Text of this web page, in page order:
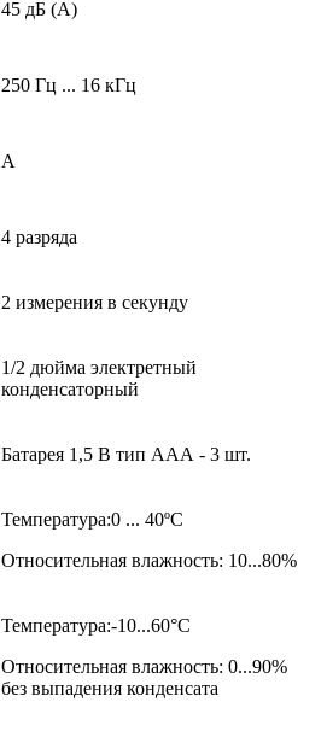
45 дБ (A)
250 Гц ... 16 кГц
A
4 разряда
2 измерения в секунду
1/2 дюйма электретный
конденсаторный
Батарея 1,5 В тип ААА - 3 шт.
Температура:0 ... 40ºC
Относительная влажность: 10...80%
Температура:-10...60°С
Относительная влажность: 0...90%
без выпадения конденсата